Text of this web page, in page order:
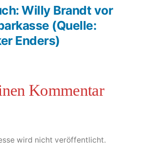
Willy Brandt vor
(Quelle:
Enders)
wird nicht veröffentlicht.